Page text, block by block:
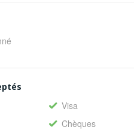
Visa
Chèques